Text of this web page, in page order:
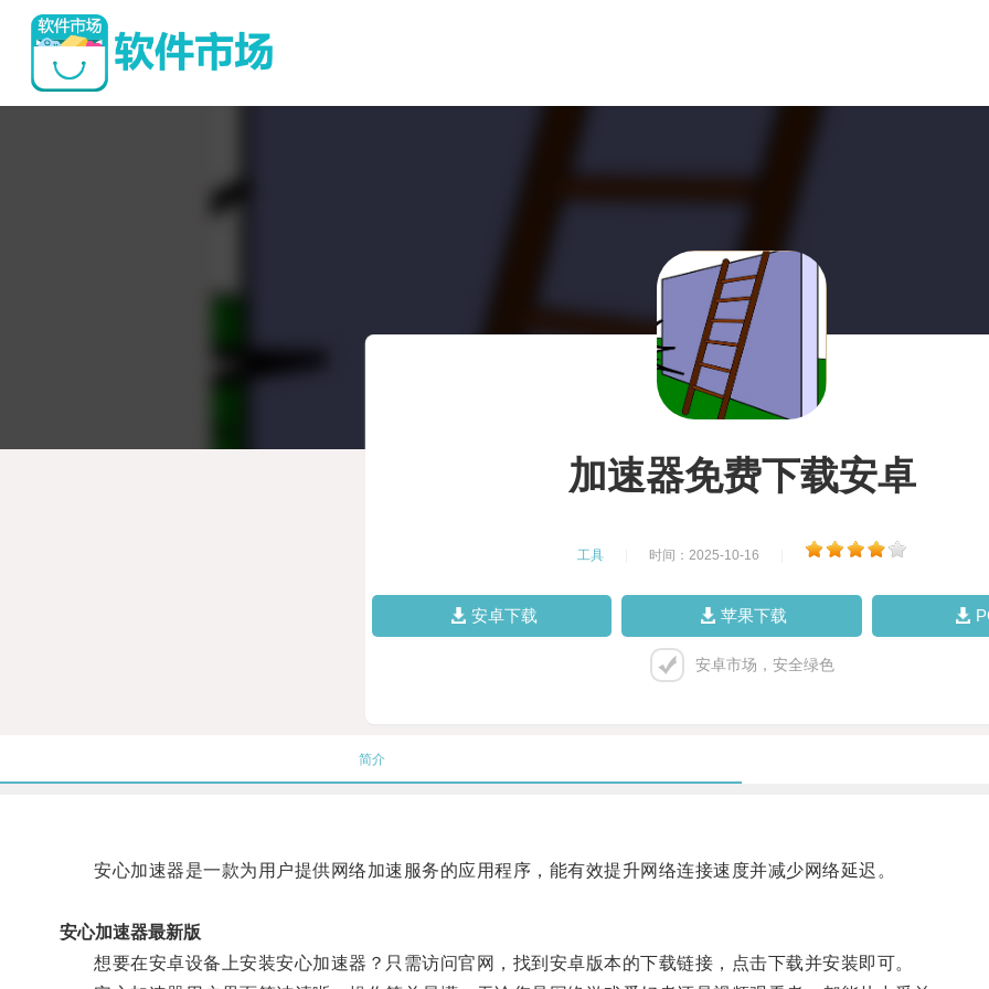
加速器免费下载安卓
工具 时间：2025-10-16
安卓下载 苹果下载
安卓市场，安全绿色
简介
安心加速器是一款为用户提供网络加速服务的应用程序，能有效提升网络连接速度并减少网络延迟。
安心加速器最新版
想要在安卓设备上安装安心加速器？只需访问官网，找到安卓版本的下载链接，点击下载并安装即可。